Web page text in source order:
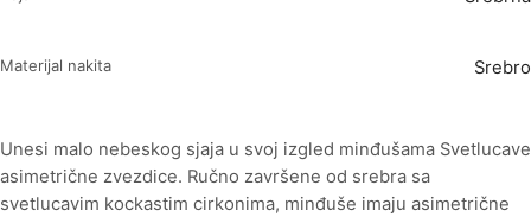
Materijal nakita Srebro
Unesi malo nebeskog sjaja u svoj izgled minđušama Svetlucave
asimetrične zvezdice. Ručno završene od srebra sa
svetlucavim kockastim cirkonima, minđuše imaju asimetrične